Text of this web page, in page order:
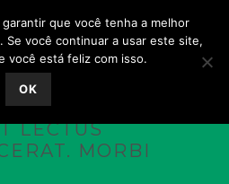
LECTUS
MORBI
que você tenha a melhor
Se você continuar a usar este site,
você está feliz com isso.
OK